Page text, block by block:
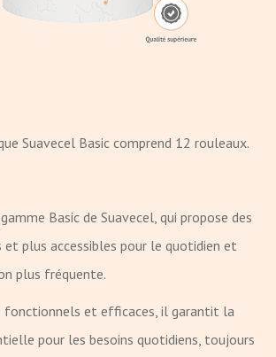
Suavecel Basic comprend 12 rouleaux.
Basic de Suavecel, qui propose des
plus accessibles pour le quotidien et
plus fréquente.
fonctionnels et efficaces, il garantit la
pour les besoins quotidiens, toujours